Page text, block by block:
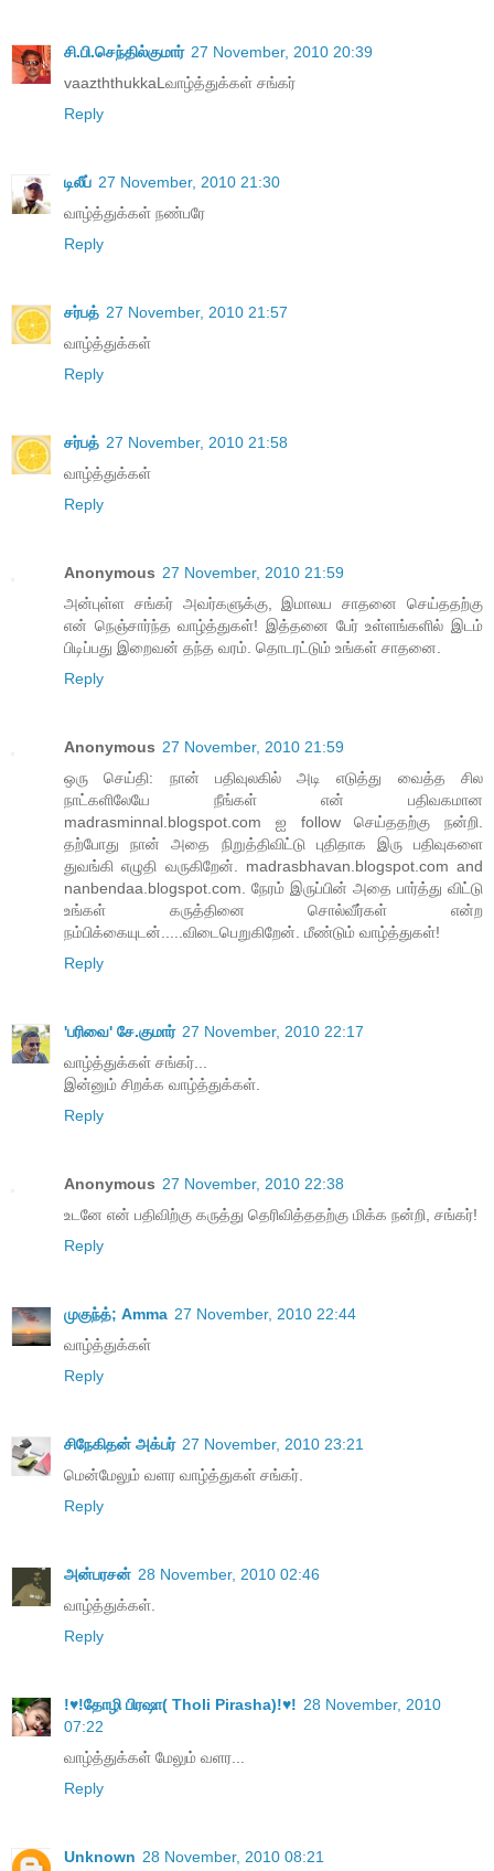
சி.பி.செந்தில்குமார் 27 November, 2010 20:39
vaazththukkaLவாழ்த்துக்கள் சங்கர்
Reply
டிலீப் 27 November, 2010 21:30
வாழ்த்துக்கள் நண்பரே
Reply
சர்பத் 27 November, 2010 21:57
வாழ்த்துக்கள்
Reply
சர்பத் 27 November, 2010 21:58
வாழ்த்துக்கள்
Reply
Anonymous 27 November, 2010 21:59
அன்புள்ள சங்கர் அவர்களுக்கு, இமாலய சாதனை செய்ததற்கு
என் நெஞ்சார்ந்த வாழ்த்துகள்! இத்தனை பேர் உள்ளங்களில் இடம்
பிடிப்பது இறைவன் தந்த வரம். தொடரட்டும் உங்கள் சாதனை.
Reply
Anonymous 27 November, 2010 21:59
ஒரு செய்தி: நான் பதிவுலகில் அடி எடுத்து வைத்த சில
நாட்களிலேயே நீங்கள் என் பதிவகமான
madrasminnal.blogspot.com ஐ follow செய்ததற்கு நன்றி.
தற்போது நான் அதை நிறுத்திவிட்டு புதிதாக இரு பதிவுகளை
துவங்கி எழுதி வருகிறேன். madrasbhavan.blogspot.com and
nanbendaa.blogspot.com. நேரம் இருப்பின் அதை பார்த்து விட்டு
உங்கள் கருத்தினை சொல்வீர்கள் என்ற
நம்பிக்கையுடன்.....விடைபெறுகிறேன். மீண்டும் வாழ்த்துகள்!
Reply
'பரிவை' சே.குமார் 27 November, 2010 22:17
வாழ்த்துக்கள் சங்கர்...
இன்னும் சிறக்க வாழ்த்துக்கள்.
Reply
Anonymous 27 November, 2010 22:38
உடனே என் பதிவிற்கு கருத்து தெரிவித்ததற்கு மிக்க நன்றி, சங்கர்!
Reply
முகுந்த்; Amma 27 November, 2010 22:44
வாழ்த்துக்கள்
Reply
சிநேகிதன் அக்பர் 27 November, 2010 23:21
மென்மேலும் வளர வாழ்த்துகள் சங்கர்.
Reply
அன்பரசன் 28 November, 2010 02:46
வாழ்த்துக்கள்.
Reply
!♥!தோழி பிரஷா( Tholi Pirasha)!♥! 28 November, 2010
07:22
வாழ்த்துக்கள் மேலும் வளர...
Reply
Unknown 28 November, 2010 08:21